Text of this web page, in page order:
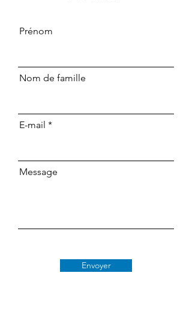
Prénom
Nom de famille
E-mail
Message
Envoyer